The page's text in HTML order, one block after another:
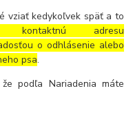
vziať kedykoľvek späť a to
adresu
o odhlásenie alebo
psa.
podľa Nariadenia máte